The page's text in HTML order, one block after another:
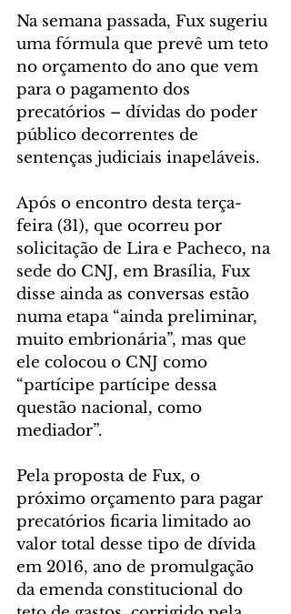
Na semana passada, Fux sugeriu
uma fórmula que prevê um teto
no orçamento do ano que vem
para o pagamento dos
precatórios – dívidas do poder
público decorrentes de
sentenças judiciais inapeláveis.
Após o encontro desta terça-
feira (31), que ocorreu por
solicitação de Lira e Pacheco, na
sede do CNJ, em Brasília, Fux
disse ainda as conversas estão
numa etapa “ainda preliminar,
muito embrionária”, mas que
ele colocou o CNJ como
“partícipe partícipe dessa
questão nacional, como
mediador”.
Pela proposta de Fux, o
próximo orçamento para pagar
precatórios ficaria limitado ao
valor total desse tipo de dívida
em 2016, ano de promulgação
da emenda constitucional do